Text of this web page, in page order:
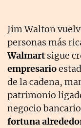
Jim Walton
personas más
Walmart sigue
empresario
de la cadena,
patrimonio
negocio
fortuna